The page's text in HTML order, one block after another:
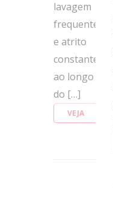
lavagem
frequente
e atrito
constante
ao longo
do […]
VEJA